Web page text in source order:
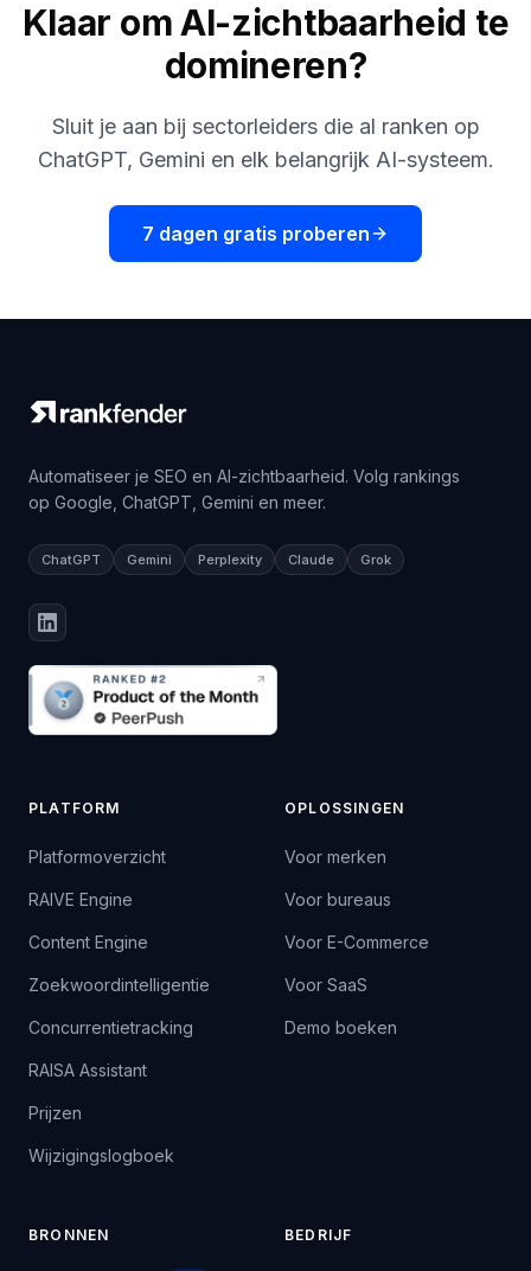
Klaar om AI-zichtbaarheid te
domineren?
Sluit je aan bij sectorleiders die al ranken op
ChatGPT, Gemini en elk belangrijk AI-systeem.
7 dagen gratis proberen
Automatiseer je SEO en AI-zichtbaarheid. Volg rankings
op Google, ChatGPT, Gemini en meer.
ChatGPT Gemini Perplexity Claude Grok
PLATFORM
Platformoverzicht
RAIVE Engine
Content Engine
Zoekwoordintelligentie
Concurrentietracking
RAISA Assistant
Prijzen
Wijzigingslogboek
OPLOSSINGEN
Voor merken
Voor bureaus
Voor E-Commerce
Voor SaaS
Demo boeken
BRONNEN BEDRIJF